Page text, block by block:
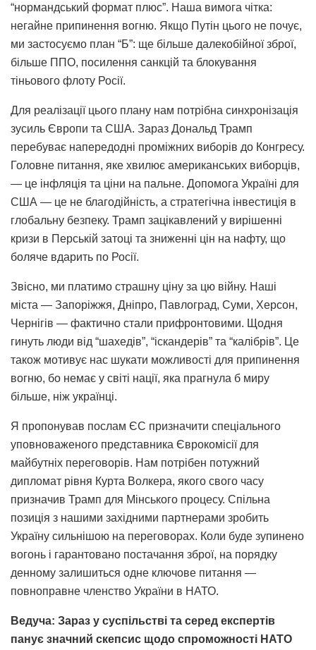
“нормандський формат плюс”. Наша вимога чітка:
негайне припинення вогню. Якщо Путін цього не почує,
ми застосуємо план “Б”: ще більше далекобійної зброї,
більше ППО, посилення санкцій та блокування
тіньового флоту Росії.
Для реалізації цього плану нам потрібна синхронізація
зусиль Європи та США. Зараз Дональд Трамп
перебуває напередодні проміжних виборів до Конгресу.
Головне питання, яке хвилює американських виборців,
— це інфляція та ціни на пальне. Допомога Україні для
США — це не благодійність, а стратегічна інвестиція в
глобальну безпеку. Трамп зацікавлений у вирішенні
кризи в Перській затоці та зниженні цін на нафту, що
боляче вдарить по Росії.
Звісно, ми платимо страшну ціну за цю війну. Наші
міста — Запоріжжя, Дніпро, Павлоград, Суми, Херсон,
Чернігів — фактично стали прифронтовими. Щодня
гинуть люди від “шахедів”, “іскандерів” та “калібрів”. Це
також мотивує нас шукати можливості для припинення
вогню, бо немає у світі нації, яка прагнула б миру
більше, ніж українці.
Я пропонував послам ЄС призначити спеціального
уповноваженого представника Єврокомісії для
майбутніх переговорів. Нам потрібен потужний
дипломат рівня Курта Волкера, якого свого часу
призначив Трамп для Мінського процесу. Спільна
позиція з нашими західними партнерами зробить
Україну сильнішою на переговорах. Коли буде зупинено
вогонь і гарантовано постачання зброї, на порядку
денному залишиться одне ключове питання —
повноправне членство України в НАТО.
Ведуча: Зараз у суспільстві та серед експертів
панує значний скепсис щодо спроможності НАТО